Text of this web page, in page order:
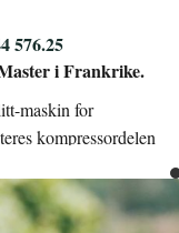
576.25
i Frankrike.
maskin for
kompressordelen
tak inne i
på utsiden,